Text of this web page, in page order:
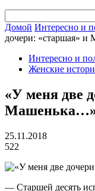
Домой Интересно и
дочери: «старшая»
Интересно и
Женские
«У меня две
25.11.2018
522
— Старшей десять